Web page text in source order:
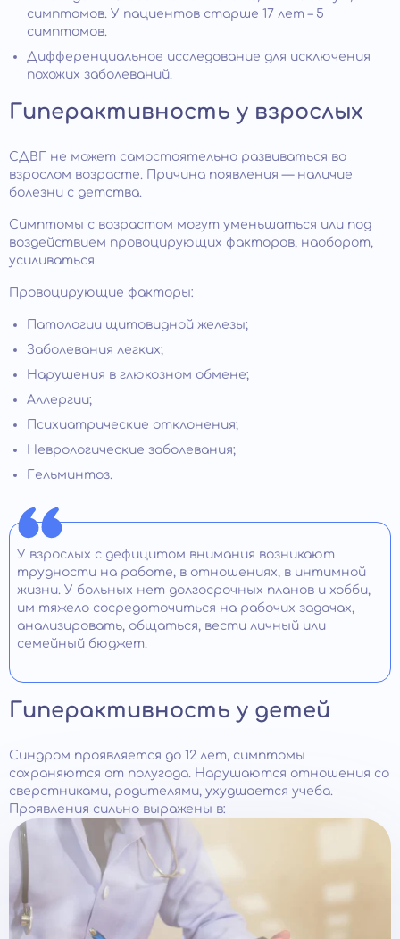
симптомов. У пациентов старше 17 лет – 5
симптомов.
Дифференциальное исследование для исключения
похожих заболеваний.
Гиперактивность у взрослых
СДВГ не может самостоятельно развиваться во
взрослом возрасте. Причина появления — наличие
болезни с детства.
Симптомы с возрастом могут уменьшаться или под
воздействием провоцирующих факторов, наоборот,
усиливаться.
Провоцирующие факторы:
Патологии щитовидной железы;
Заболевания легких;
Нарушения в глюкозном обмене;
Аллергии;
Психиатрические отклонения;
Неврологические заболевания;
Гельминтоз.
У взрослых с дефицитом внимания возникают
трудности на работе, в отношениях, в интимной
жизни. У больных нет долгосрочных планов и хобби,
им тяжело сосредоточиться на рабочих задачах,
анализировать, общаться, вести личный или
семейный бюджет.
Гиперактивность у детей
Синдром проявляется до 12 лет, симптомы
сохраняются от полугода. Нарушаются отношения со
сверстниками, родителями, ухудшается учеба.
Проявления сильно выражены в: